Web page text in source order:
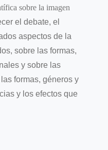
sobre la imagen
el debate, el
aspectos de la
sobre las formas,
y sobre las
formas, géneros y
y los efectos que